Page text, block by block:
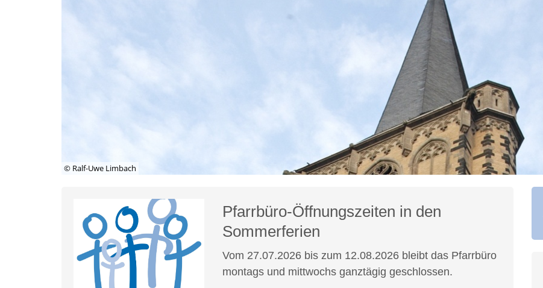
© Ralf-Uwe Limbach
Pfarrbüro-Öffnungszeiten in den
Sommerferien
Vom 27.07.2026 bis zum 12.08.2026 bleibt das Pfarrbüro
montags und mittwochs ganztägig geschlossen.